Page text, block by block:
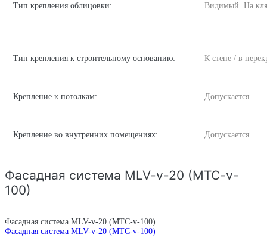
Тип крепления облицовки: Видимый. На
Тип крепления к строительному основанию: К стене / в
Крепление к потолкам: Допускается
Крепление во внутренних помещениях: Допускается
Фасадная система MLV-v-20 (MTC-v-
100)
Фасадная система MLV-v-20 (MTC-v-100)
Фасадная система MLV-v-20 (MTC-v-100)